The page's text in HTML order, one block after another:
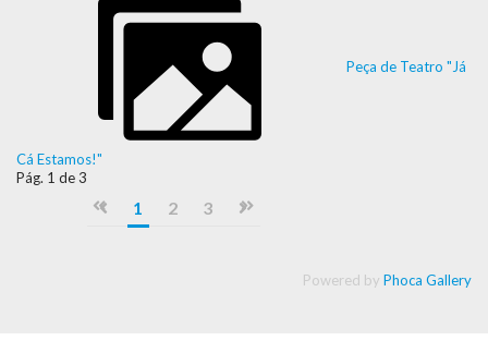
Peça de Teatro "Já
Cá Estamos!"
Pág. 1 de 3
1 2 3
Powered by Phoca Gallery